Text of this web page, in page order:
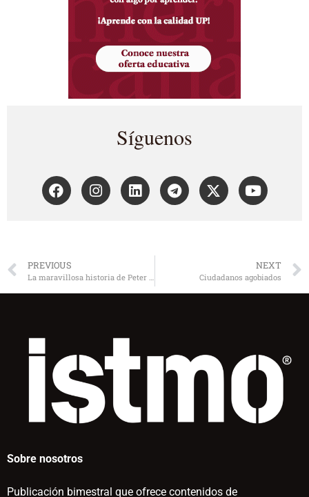
Síguenos
PREVIOUS
La maravillosa historia de Peter Schlemihl
NEXT
Ciudadanos agobiados
Sobre nosotros
Publicación bimestral que ofrece contenidos de